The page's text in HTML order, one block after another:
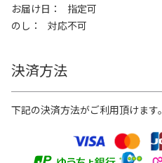
お届け日
指定可
のし
対応不可
決済方法
下記の決済方法がご利用頂けます。